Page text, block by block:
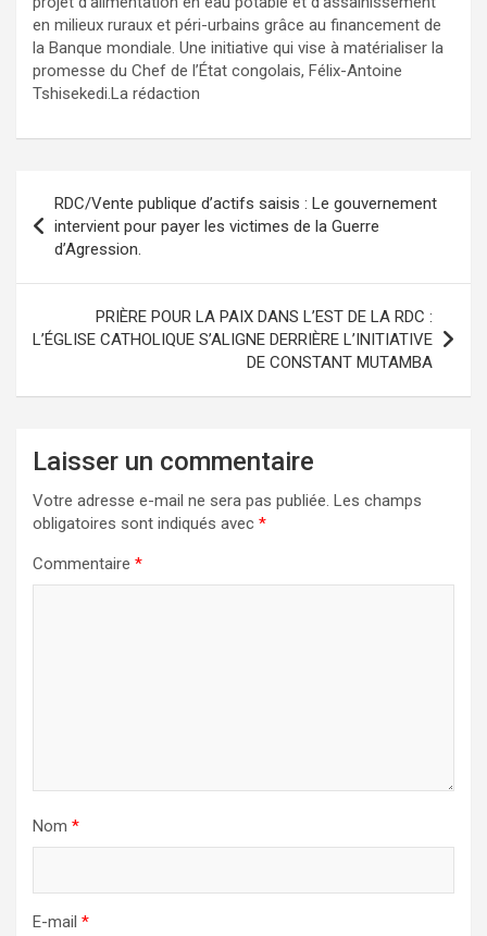
en milieux ruraux et péri-urbains grâce au financement de
la Banque mondiale. Une initiative qui vise à matérialiser la
promesse du Chef de l’État congolais, Félix-Antoine
Tshisekedi.La rédaction
de
l’article
RDC/Vente publique d’actifs saisis : Le gouvernement
intervient pour payer les victimes de la Guerre
d’Agression.
PRIÈRE POUR LA PAIX DANS L’EST DE LA RDC :
L’ÉGLISE CATHOLIQUE S’ALIGNE DERRIÈRE L’INITIATIVE
DE CONSTANT MUTAMBA
Laisser un commentaire
Votre adresse e-mail ne sera pas publiée. Les champs
obligatoires sont indiqués avec *
Commentaire *
Nom *
E-mail *